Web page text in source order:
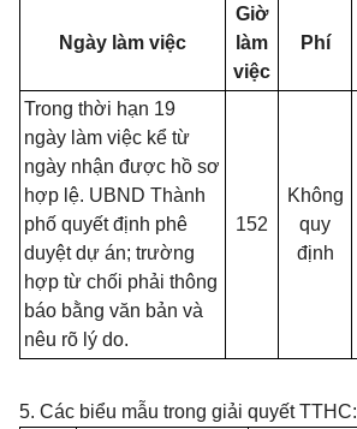
Ngày làm việc
Giờ
làm
việc
Phí
Trong thời hạn 19
ngày làm việc kể từ
ngày nhận được hồ sơ
hợp lệ. UBND Thành
phố quyết định phê
duyệt dự án; trường
hợp từ chối phải thông
báo bằng văn bản và
nêu rõ lý do.
152
Không
quy
định
5. Các biểu mẫu trong giải quyết TTHC: